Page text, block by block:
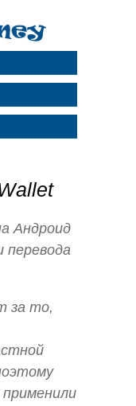
Андроид
перевода
за то,